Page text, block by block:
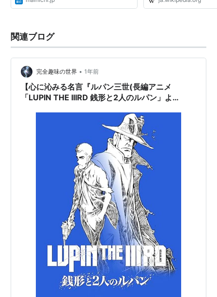
察に出頭し逮捕された伊
関連ブログ
完全趣味の世界 • 1年前
【心に沁みる名言『ルパン三世(長編アニメ
「LUPIN THE IIIRD 銭形と2人のルパン」よ